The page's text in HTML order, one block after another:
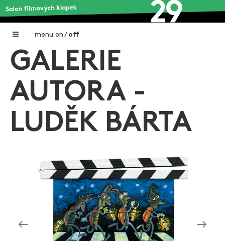
menu on / off
Home
Galerie filmových klapek
Autoři filmových klapek
Aktuální výstavy
Aukce filmových klapek
Aktuality
Zlín Film Festival
GALERIE
AUTORA -
LUDĚK BÁRTA